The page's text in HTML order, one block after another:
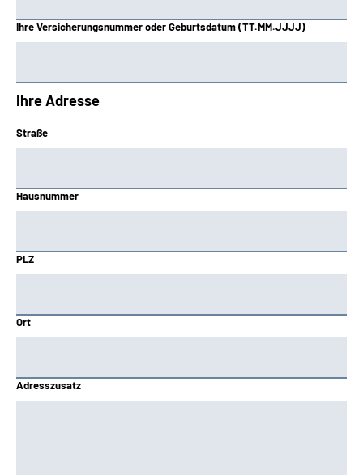
Ihre Versicherungsnummer oder Geburtsdatum (TT.MM.JJJJ)
Ihre Adresse
Straße
Hausnummer
PLZ
Ort
Adresszusatz